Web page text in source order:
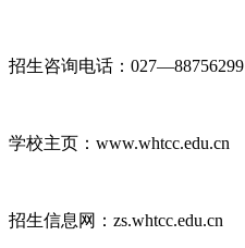
招生咨询电话：027—88756299
学校主页：www.whtcc.edu.cn
招生信息网：zs.whtcc.edu.cn